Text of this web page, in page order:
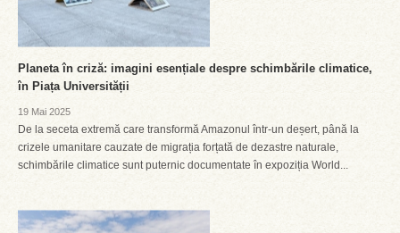
Planeta în criză: imagini esențiale despre schimbările climatice,
în Piața Universității
19 Mai 2025
De la seceta extremă care transformă Amazonul într-un deșert, până la
crizele umanitare cauzate de migrația forțată de dezastre naturale,
schimbările climatice sunt puternic documentate în expoziția World...